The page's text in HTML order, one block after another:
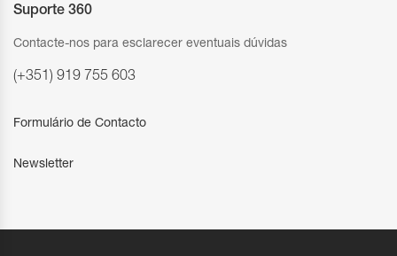
Suporte 360
Contacte-nos para esclarecer eventuais dúvidas
(+351) 919 755 603
Formulário de Contacto
Newsletter